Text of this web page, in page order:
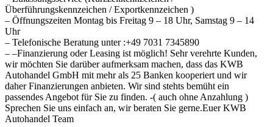
Überführungskennzeichen / Exportkennzeichen )
– Öffnungszeiten Montag bis Freitag 9 – 18 Uhr, Samstag 9 – 14
Uhr
– Telefonische Beratung unter :+49 7031 7345890
– –Finanzierung oder Leasing ist möglich! Sehr verehrte Kunden,
wir möchten Sie darüber aufmerksam machen, dass das KWB
Autohandel GmbH mit mehr als 25 Banken kooperiert und wir
daher Finanzierungen anbieten. Wir sind stehts bemüht ein
passendes Angebot für Sie zu finden. -( auch ohne Anzahlung )
Sprechen Sie uns einfach an, wir beraten Sie gerne.Euer KWB
Autohandel Team